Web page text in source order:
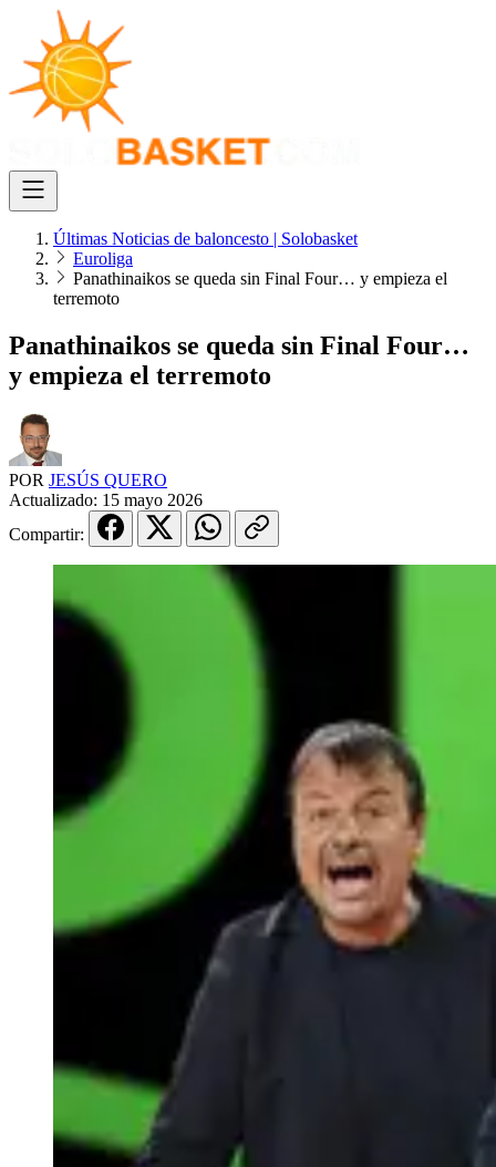
Últimas Noticias de baloncesto | Solobasket
Euroliga
Panathinaikos se queda sin Final Four… y empieza el
terremoto
Panathinaikos se queda sin Final Four…
y empieza el terremoto
POR JESÚS QUERO
Actualizado: 15 mayo 2026
Compartir: